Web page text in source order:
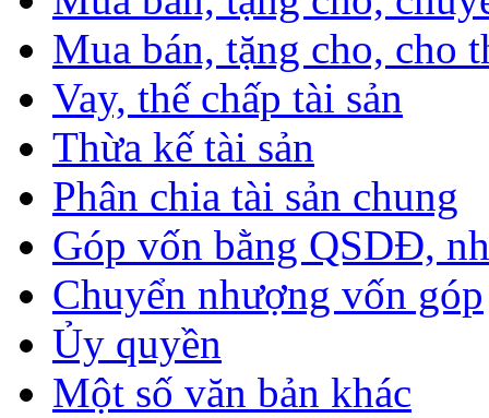
Mua bán, tặng cho, cho
Vay, thế chấp tài sản
Thừa kế tài sản
Phân chia tài sản chung
Góp vốn bằng QSDĐ,
Chuyển nhượng vốn góp
Ủy quyền
Một số văn bản khác